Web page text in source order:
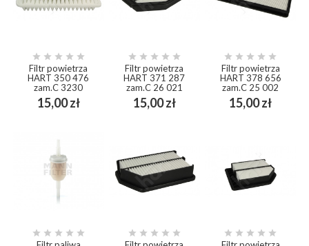
    
Filtr powietrza
HART 350 476
zam.C 3230
15,00 złCena
    
Filtr powietrza
HART 371 287
zam.C 26 021
15,00 złCena
    
Filtr powietrza
HART 378 656
zam.C 25 002
15,00 złCena
              